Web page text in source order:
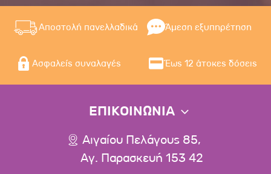
Αποστολή πανελλαδικά Άμεση εξυπηρέτηση
Ασφαλείς συναλαγές Έως 12 άτοκες δόσεις
ΕΠΙΚΟΙΝΩΝΙΑ
Αιγαίου Πελάγους 85,
Αγ. Παρασκευή 153 42